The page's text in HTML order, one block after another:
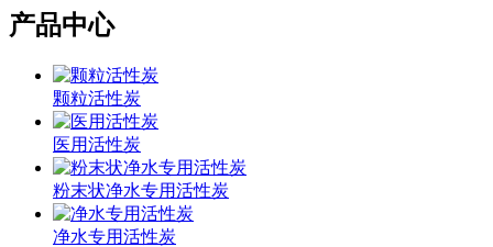
产品中心
颗粒活性炭
医用活性炭
粉末状净水专用活性炭
净水专用活性炭